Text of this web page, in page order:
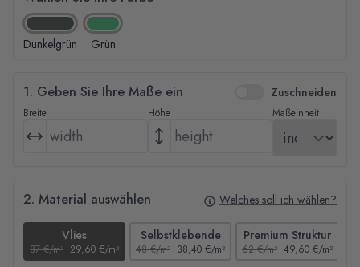
Dunkelgrün Grün
1. Geben Sie Ihre Maße ein Zuschneiden
Breite Höhe Maßeinheit
2. Material auswählen Welches soll ich wählen?
Vlies
37 €/m² 29,60 €/m²
Selbstklebende
48 €/m² 38,40 €/m²
Premium Struktur
62 €/m² 49,60 €/m²